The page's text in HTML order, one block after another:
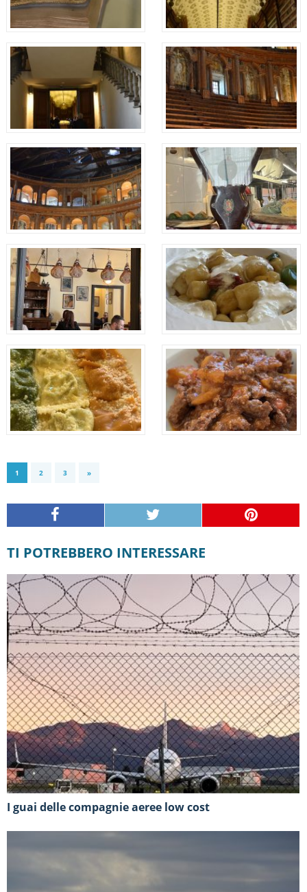
1 2 3 »
TI POTREBBERO INTERESSARE
I guai delle compagnie aeree low cost